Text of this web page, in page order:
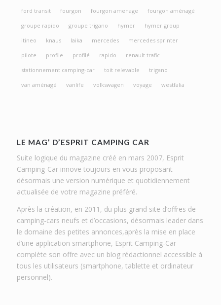
ford transit
fourgon fourgon amenage
fourgon aménagé
groupe rapido
groupe trigano hymer
hymer group
itineo
knaus laika mercedes
mercedes sprinter
pilote
profile profilé rapido
renault trafic
stationnement camping-car
toit relevable
trigano
van aménagé
vanlife volkswagen voyage westfalia
LE MAG’ D’ESPRIT CAMPING CAR
Suite logique du magazine créé en mars 2007, Esprit
Camping-Car innove toujours en vous proposant
désormais une version numérique et quotidiennement
actualisée de votre magazine préféré.
Après la création, en 2011, du plus grand site d’offres de
camping-cars neufs et d’occasions, désormais leader dans
le domaine des petites annonces,après la mise en place
d’une application smartphone, Esprit Camping-Car
complète son offre avec un blog rédactionnel accessible à
tous les utilisateurs (smartphone, tablette et ordinateur
personnel).